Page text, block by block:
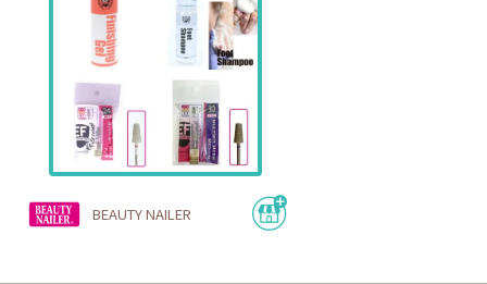
BEAUTY NAILER